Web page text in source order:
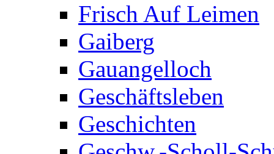
Frisch Auf Leimen
Gaiberg
Gauangelloch
Geschäftsleben
Geschichten